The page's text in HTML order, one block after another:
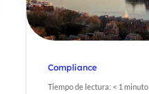
Compliance
Tiempo de lectura: < 1 minuto